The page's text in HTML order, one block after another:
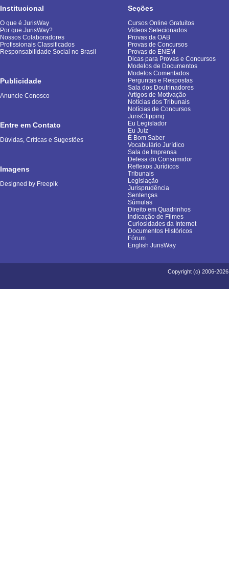
Institucional
O que é JurisWay
Por que JurisWay?
Nossos Colaboradores
Profissionais Classificados
Responsabilidade Social no Brasil
Publicidade
Anuncie Conosco
Entre em Contato
Dúvidas, Críticas e Sugestões
Imagens
Designed by Freepik
Seções
Cursos Online Gratuitos
Vídeos Selecionados
Provas da OAB
Provas de Concursos
Provas do ENEM
Dicas para Provas e Concursos
Modelos de Documentos
Modelos Comentados
Perguntas e Respostas
Sala dos Doutrinadores
Artigos de Motivação
Notícias dos Tribunais
Notícias de Concursos
JurisClipping
Eu Legislador
Eu Juiz
É Bom Saber
Vocabulário Jurídico
Sala de Imprensa
Defesa do Consumidor
Reflexos Jurídicos
Tribunais
Legislação
Jurisprudência
Sentenças
Súmulas
Direito em Quadrinhos
Indicação de Filmes
Curiosidades da Internet
Documentos Históricos
Fórum
English JurisWay
Copyright (c) 2006-